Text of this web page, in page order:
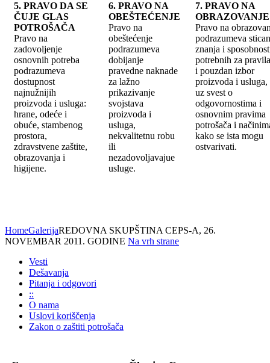
5. PRAVO DA SE
ČUJE GLAS
POTROŠAČA
Pravo na
zadovoljenje
osnovnih potreba
podrazumeva
dostupnost
najnužnijih
proizvoda i usluga:
hrane, odeće i
obuće, stambenog
prostora,
zdravstvene zaštite,
obrazovanja i
higijene.
6. PRAVO NA
OBEŠTEĆENJE
Pravo na
obeštećenje
podrazumeva
dobijanje
pravedne naknade
za lažno
prikazivanje
svojstava
proizvoda i
usluga,
nekvalitetnu robu
ili
nezadovoljavajue
usluge.
7. PRAVO NA
OBRAZOVANJE
Pravo na
podrazumeva
znanja i
potrebnih za
i pouzdan izbor
proizvoda i usluga,
uz svest o
odgovornostima i
osnovnim pravima
potrošača i
kako se ista mogu
ostvarivati.
HomeGalerijaREDOVNA SKUPŠTINA CEPS-A, 26.
NOVEMBAR 2011. GODINE Na vrh strane
Vesti
Dešavanja
Pitanja i odgovori
::
O nama
Uslovi koriščenja
Zakon o zaštiti potrošača